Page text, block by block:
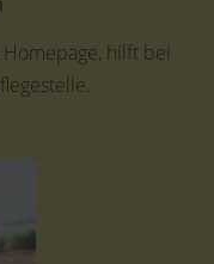
hilft bei